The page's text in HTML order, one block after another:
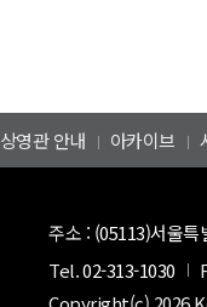
상영관 안내 아카이브
주소 : (05113)서울특
Tel.02-313-1030